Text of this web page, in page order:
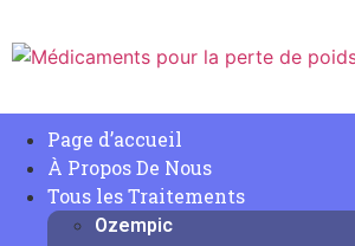
Page d’accueil
À Propos De Nous
Tous les Traitements
Ozempic